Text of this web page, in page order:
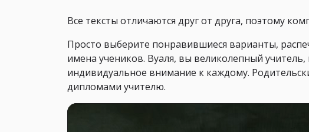
Все тексты отличаются друг от друга, поэтому
Просто выберите понравившиеся варианты,
имена учеников. Вуаля, вы великолепный
индивидуальное внимание к каждому.
дипломами учителю.